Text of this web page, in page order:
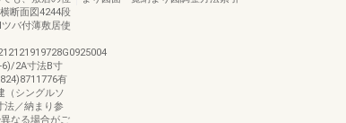
断面図4244段
バ付薄敷居使
6)/2A寸法B寸
有
（シングルソ
法／納まり参
なる場合がご